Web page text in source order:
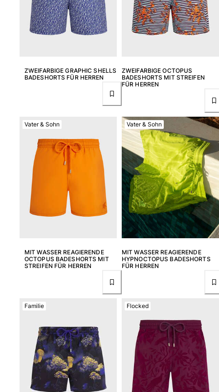
ZWEIFARBIGE GRAPHIC SHELLS
BADESHORTS FÜR HERREN
ZWEIFARBIGE OCTOPUS
BADESHORTS MIT STREIFEN
FÜR HERREN
MIT WASSER REAGIERENDE
OCTOPUS BADESHORTS MIT
STREIFEN FÜR HERREN
Vater & Sohn
MIT WASSER REAGIERENDE
HYPNOCTOPUS BADESHORTS
FÜR HERREN
Vater & Sohn
Familie Flocked